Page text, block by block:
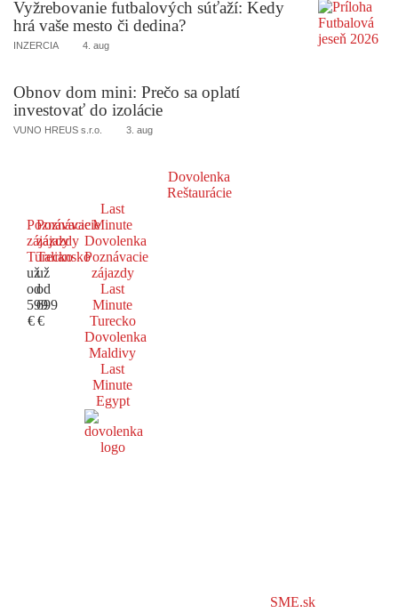
Vyžrebovanie futbalových súťaží: Kedy
hrá vaše mesto či dedina?
INZERCIA 4. aug
Obnov dom mini: Prečo sa oplatí
investovať do izolácie
VUNO HREUS s.r.o. 3. aug
Dovolenka
Reštaurácie
Poznávacie
zájazdy
Turecko
už
od
599
€
Poznávacie
zájazdy
Taliansko
už
od
699
€
Last
Minute
Dovolenka
Poznávacie
zájazdy
Last
Minute
Turecko
Dovolenka
Maldivy
Last
Minute
Egypt
SME.sk